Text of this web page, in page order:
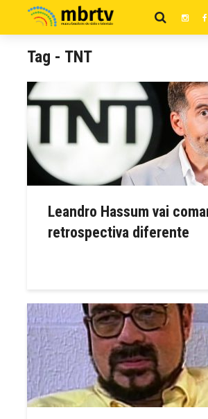
Tag - TNT
Leandro Hassum vai
retrospectiva diferente